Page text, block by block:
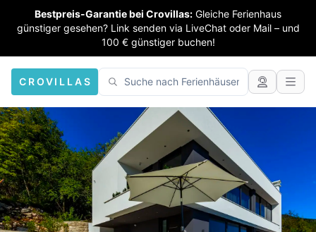
Bestpreis-Garantie bei Crovillas: Gleiche Ferienhaus
günstiger gesehen? Link senden via LiveChat oder Mail – und
100 € günstiger buchen!
CROVILLAS